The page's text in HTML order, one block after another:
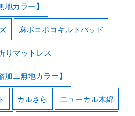
カラー】
麻ポコポコキルトパッド
りマットレス
工無地カラー】
カルさら ニューカル木綿